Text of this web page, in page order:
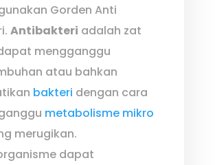
Gorden Anti
Antibakteri adalah zat
mengganggu
atau bahkan
bakteri dengan cara
metabolisme mikro
merugikan.
dapat